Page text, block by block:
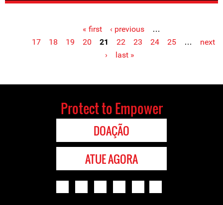
« first ‹ previous
…
17
18 19 20 21 22 23 24 25 …
next
›
last »
Protect to Empower
DOAÇÃO
ATUE AGORA